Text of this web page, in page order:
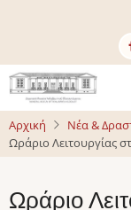
κυρίως
περιεχόμενο
Αρχική
Νέα &
Ωράριο Λειτουργίας
Ωράριο